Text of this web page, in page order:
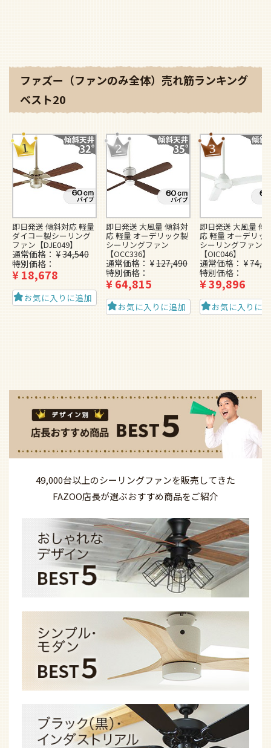
ファズー（ファンのみ全体）売れ筋ランキング
ベスト20
即日発送 傾斜対応 軽量
ダイコー製シーリング
ファン【DJE049】
通常価格 ¥34,540
特別価格
¥18,678
お気に入りに追加
即日発送 大風量 傾斜対
応 軽量 オーデリック製
シーリングファン
【OCC336】
通常価格 ¥127,490
特別価格
¥64,815
お気に入りに追加
即日発送 大風量 傾
応 軽量 オーデリッ
シーリングファン
【OIC046】
通常価格 ¥
特別価格
¥39,896
お気に入りに
49,000台以上のシーリングファンを販売してきた
FAZOO店長が選ぶおすすめ商品をご紹介